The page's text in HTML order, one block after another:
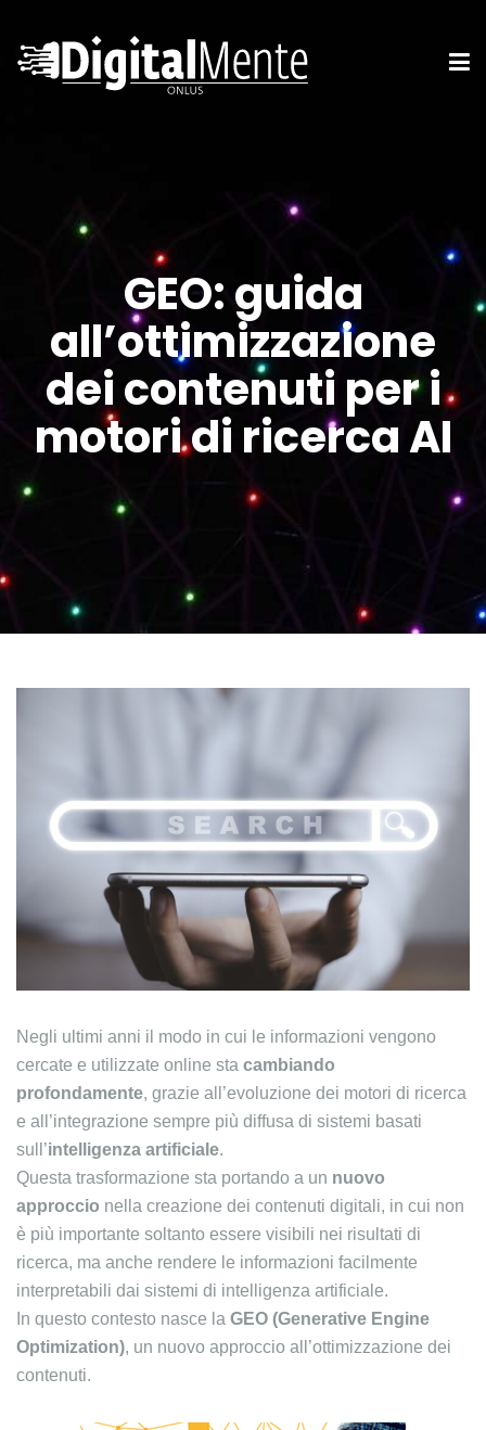
GEO: guida
all’ottimizzazione
dei contenuti per i
motori di ricerca AI
Negli ultimi anni il modo in cui le informazioni vengono
cercate e utilizzate online sta cambiando
profondamente, grazie all’evoluzione dei motori di ricerca
e all’integrazione sempre più diffusa di sistemi basati
sull’intelligenza artificiale.
Questa trasformazione sta portando a un nuovo
approccio nella creazione dei contenuti digitali, in cui non
è più importante soltanto essere visibili nei risultati di
ricerca, ma anche rendere le informazioni facilmente
interpretabili dai sistemi di intelligenza artificiale.
In questo contesto nasce la GEO (Generative Engine
Optimization), un nuovo approccio all’ottimizzazione dei
contenuti.